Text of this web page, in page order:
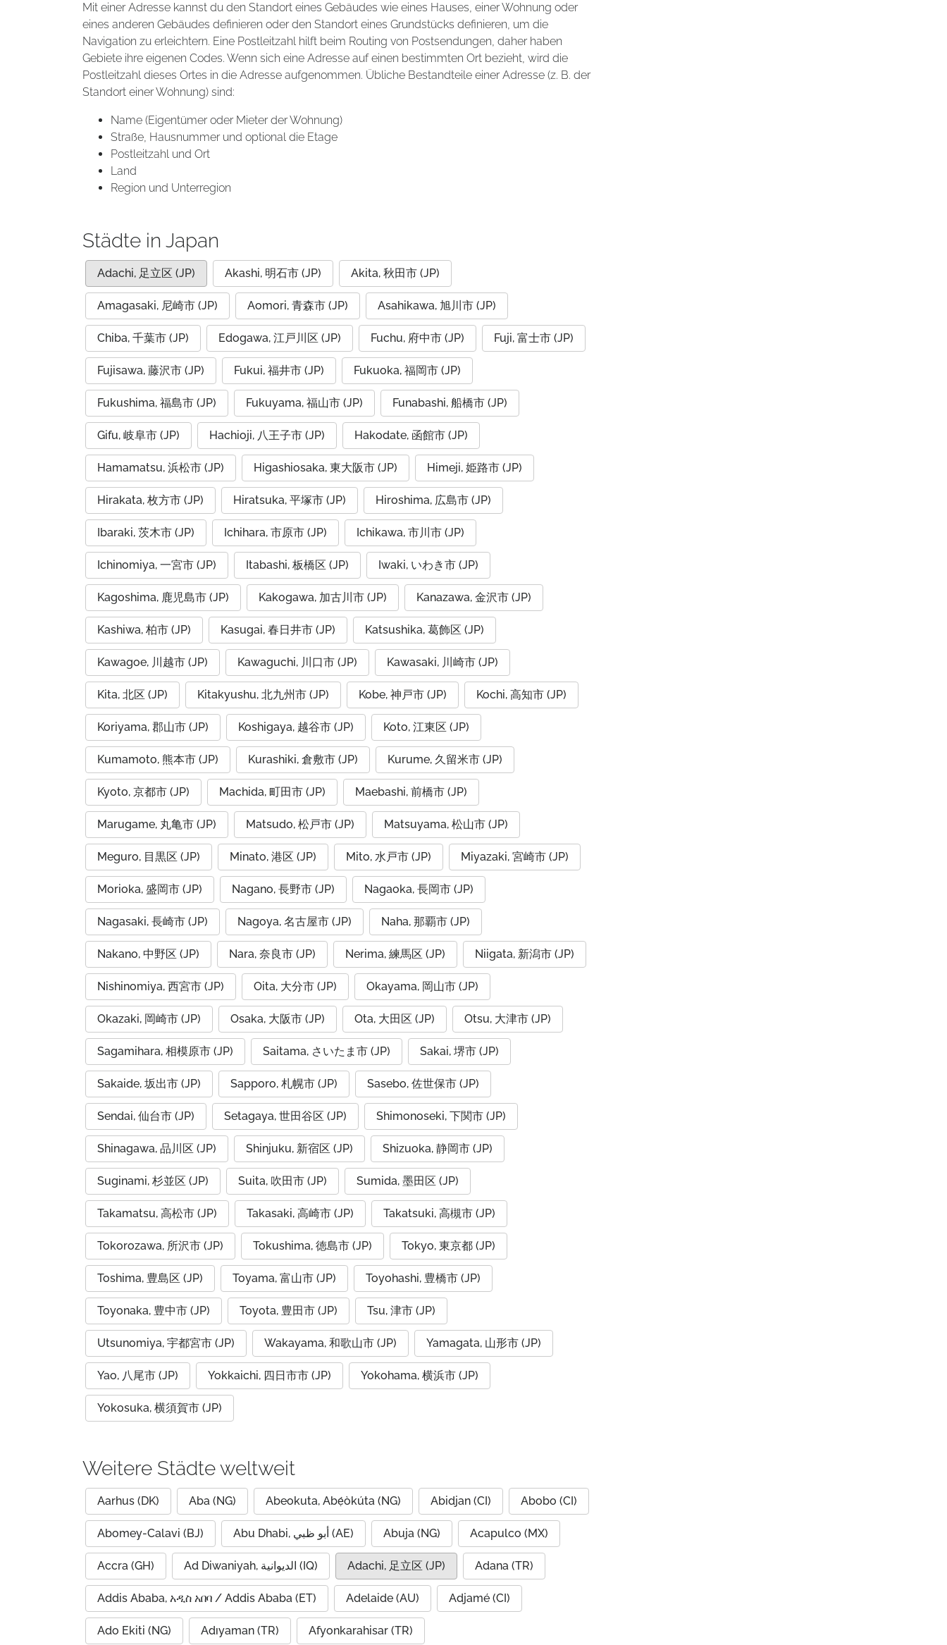
Mit einer Adresse kannst du den Standort eines Gebäudes wie eines Hauses, einer Wohnung oder
eines anderen Gebäudes definieren oder den Standort eines Grundstücks definieren, um die
Navigation zu erleichtern. Eine Postleitzahl hilft beim Routing von Postsendungen, daher haben
Gebiete ihre eigenen Codes. Wenn sich eine Adresse auf einen bestimmten Ort bezieht, wird die
Postleitzahl dieses Ortes in die Adresse aufgenommen. Übliche Bestandteile einer Adresse (z. B. der
Standort einer Wohnung) sind:
Name (Eigentümer oder Mieter der Wohnung)
Straße, Hausnummer und optional die Etage
Postleitzahl und Ort
Land
Region und Unterregion
Städte in Japan
Adachi, 足立区 (JP) Akashi, 明石市 (JP) Akita, 秋田市 (JP)
Amagasaki, 尼崎市 (JP) Aomori, 青森市 (JP) Asahikawa, 旭川市 (JP)
Chiba, 千葉市 (JP) Edogawa, 江戸川区 (JP) Fuchu, 府中市 (JP) Fuji, 富士市 (JP)
Fujisawa, 藤沢市 (JP) Fukui, 福井市 (JP) Fukuoka, 福岡市 (JP)
Fukushima, 福島市 (JP) Fukuyama, 福山市 (JP) Funabashi, 船橋市 (JP)
Gifu, 岐阜市 (JP) Hachioji, 八王子市 (JP) Hakodate, 函館市 (JP)
Hamamatsu, 浜松市 (JP) Higashiosaka, 東大阪市 (JP) Himeji, 姫路市 (JP)
Hirakata, 枚方市 (JP) Hiratsuka, 平塚市 (JP) Hiroshima, 広島市 (JP)
Ibaraki, 茨木市 (JP) Ichihara, 市原市 (JP) Ichikawa, 市川市 (JP)
Ichinomiya, 一宮市 (JP) Itabashi, 板橋区 (JP) Iwaki, いわき市 (JP)
Kagoshima, 鹿児島市 (JP) Kakogawa, 加古川市 (JP) Kanazawa, 金沢市 (JP)
Kashiwa, 柏市 (JP) Kasugai, 春日井市 (JP) Katsushika, 葛飾区 (JP)
Kawagoe, 川越市 (JP) Kawaguchi, 川口市 (JP) Kawasaki, 川崎市 (JP)
Kita, 北区 (JP) Kitakyushu, 北九州市 (JP) Kobe, 神戸市 (JP) Kochi, 高知市 (JP)
Koriyama, 郡山市 (JP) Koshigaya, 越谷市 (JP) Koto, 江東区 (JP)
Kumamoto, 熊本市 (JP) Kurashiki, 倉敷市 (JP) Kurume, 久留米市 (JP)
Kyoto, 京都市 (JP) Machida, 町田市 (JP) Maebashi, 前橋市 (JP)
Marugame, 丸亀市 (JP) Matsudo, 松戸市 (JP) Matsuyama, 松山市 (JP)
Meguro, 目黒区 (JP) Minato, 港区 (JP) Mito, 水戸市 (JP) Miyazaki, 宮崎市 (JP)
Morioka, 盛岡市 (JP) Nagano, 長野市 (JP) Nagaoka, 長岡市 (JP)
Nagasaki, 長崎市 (JP) Nagoya, 名古屋市 (JP) Naha, 那覇市 (JP)
Nakano, 中野区 (JP) Nara, 奈良市 (JP) Nerima, 練馬区 (JP) Niigata, 新潟市 (JP)
Nishinomiya, 西宮市 (JP) Oita, 大分市 (JP) Okayama, 岡山市 (JP)
Okazaki, 岡崎市 (JP) Osaka, 大阪市 (JP) Ota, 大田区 (JP) Otsu, 大津市 (JP)
Sagamihara, 相模原市 (JP) Saitama, さいたま市 (JP) Sakai, 堺市 (JP)
Sakaide, 坂出市 (JP) Sapporo, 札幌市 (JP) Sasebo, 佐世保市 (JP)
Sendai, 仙台市 (JP) Setagaya, 世田谷区 (JP) Shimonoseki, 下関市 (JP)
Shinagawa, 品川区 (JP) Shinjuku, 新宿区 (JP) Shizuoka, 静岡市 (JP)
Suginami, 杉並区 (JP) Suita, 吹田市 (JP) Sumida, 墨田区 (JP)
Takamatsu, 高松市 (JP) Takasaki, 高崎市 (JP) Takatsuki, 高槻市 (JP)
Tokorozawa, 所沢市 (JP) Tokushima, 徳島市 (JP) Tokyo, 東京都 (JP)
Toshima, 豊島区 (JP) Toyama, 富山市 (JP) Toyohashi, 豊橋市 (JP)
Toyonaka, 豊中市 (JP) Toyota, 豊田市 (JP) Tsu, 津市 (JP)
Utsunomiya, 宇都宮市 (JP) Wakayama, 和歌山市 (JP) Yamagata, 山形市 (JP)
Yao, 八尾市 (JP) Yokkaichi, 四日市市 (JP) Yokohama, 横浜市 (JP)
Yokosuka, 横須賀市 (JP)
Weitere Städte weltweit
Aarhus (DK) Aba (NG) Abeokuta, Abẹ́òkúta (NG) Abidjan (CI) Abobo (CI)
Abomey-Calavi (BJ) Abu Dhabi, أبو ظبي (AE) Abuja (NG) Acapulco (MX)
Accra (GH) Ad Diwaniyah, الديوانية (IQ) Adachi, 足立区 (JP) Adana (TR)
Addis Ababa, አዲስ አበባ / Addis Ababa (ET) Adelaide (AU) Adjamé (CI)
Ado Ekiti (NG) Adıyaman (TR) Afyonkarahisar (TR)